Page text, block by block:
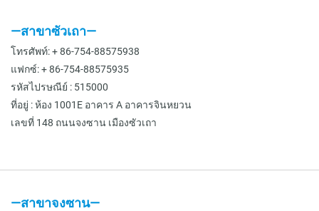
—สาขาซัวเถา—
โทรศัพท์: + 86-754-88575938
แฟกซ์: + 86-754-88575935
รหัสไปรษณีย์ : 515000
ที่อยู่ : ห้อง 1001E อาคาร A อาคารจินหยวน
เลขที่ 148 ถนนจงซาน เมืองซัวเถา
—สาขาจงซาน—